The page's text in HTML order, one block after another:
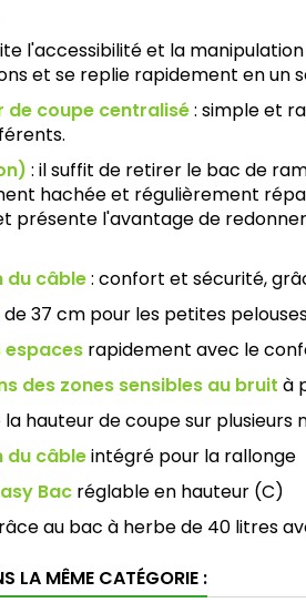
l'accessibilité et la
et se replie rapidement en un
de coupe centralisé: simple et
: il suffit de retirer le bac de
hachée et régulièrement
présente l'avantage de
du câble: confort et sécurité,
de 37 cm pour les petites
espaces rapidement avec le
des zones sensibles au bruit à
la hauteur de coupe sur plusieurs
du câbleintégré pour la rallonge
Bac réglable en hauteur (C)
au bac à herbe de 40 litres
LA MÊME CATÉGORIE :